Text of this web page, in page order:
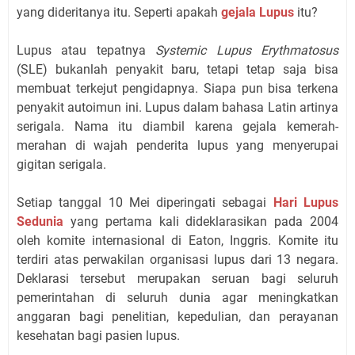
yang dideritanya itu. Seperti apakah gejala Lupus itu?
Lupus atau tepatnya Systemic Lupus Erythmatosus
(SLE) bukanlah penyakit baru, tetapi tetap saja bisa
membuat terkejut pengidapnya. Siapa pun bisa terkena
penyakit autoimun ini. Lupus dalam bahasa Latin artinya
serigala. Nama itu diambil karena gejala kemerah-
merahan di wajah penderita lupus yang menyerupai
gigitan serigala.
Setiap tanggal 10 Mei diperingati sebagai Hari Lupus
Sedunia yang pertama kali dideklarasikan pada 2004
oleh komite internasional di Eaton, Inggris. Komite itu
terdiri atas perwakilan organisasi lupus dari 13 negara.
Deklarasi tersebut merupakan seruan bagi seluruh
pemerintahan di seluruh dunia agar meningkatkan
anggaran bagi penelitian, kepedulian, dan perayanan
kesehatan bagi pasien lupus.